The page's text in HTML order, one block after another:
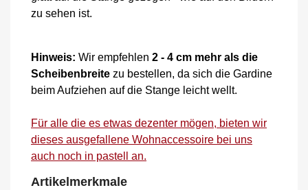
zu sehen ist.
Hinweis: Wir empfehlen 2 - 4 cm mehr als die
Scheibenbreite zu bestellen, da sich die Gardine
beim Aufziehen auf die Stange leicht wellt.
Für alle die es etwas dezenter mögen, bieten wir
dieses ausgefallene Wohnaccessoire bei uns
auch noch in pastell an.
Artikelmerkmale